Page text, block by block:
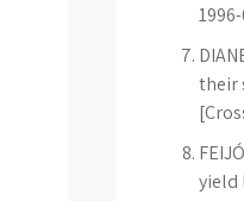
their
yield